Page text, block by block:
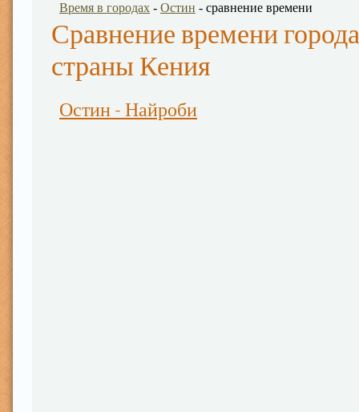
Время в городах - Остин - сравнение времени
Сравнение времени
страны Кения
Остин - Найроби